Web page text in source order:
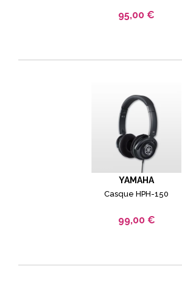
95,00 €
YAMAHA
Casque HPH-150
99,00 €